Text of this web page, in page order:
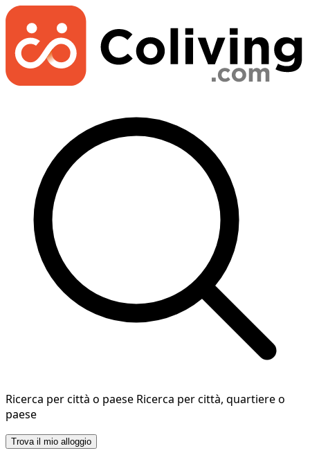
Ricerca per città o paese Ricerca per città, quartiere o
paese
Trova il mio alloggio